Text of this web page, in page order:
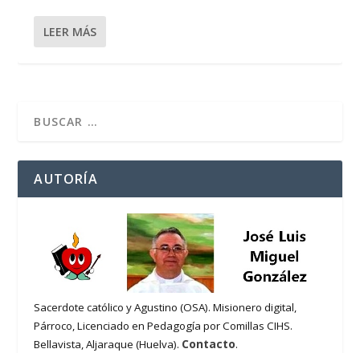
LEER MÁS
AUTORÍA
Sacerdote católico y Agustino (OSA). Misionero digital,
Párroco, Licenciado en Pedagogía por Comillas CIHS.
Bellavista, Aljaraque (Huelva). Contacto.